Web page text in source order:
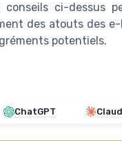
conseils ci-dessus
des atouts des
potentiels.
ChatGPT